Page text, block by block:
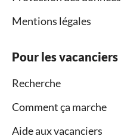
Mentions légales
Pour les vacanciers
Recherche
Comment ça marche
Aide aux vacanciers